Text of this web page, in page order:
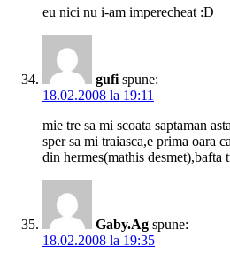
eu nici nu i-am imperecheat :D
gufi spune:
18.02.2008 la 19:11
mie tre sa mi scoata saptaman
sper sa mi traiasca,e prima oara
din hermes(mathis desmet),bafta
Gaby.Ag spune:
18.02.2008 la 19:35